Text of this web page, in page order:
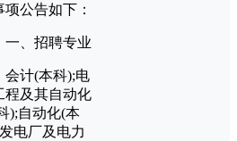
项公告如下：
招聘专业
(本科);电
程及其自动化
);自动化(本
电厂及电力